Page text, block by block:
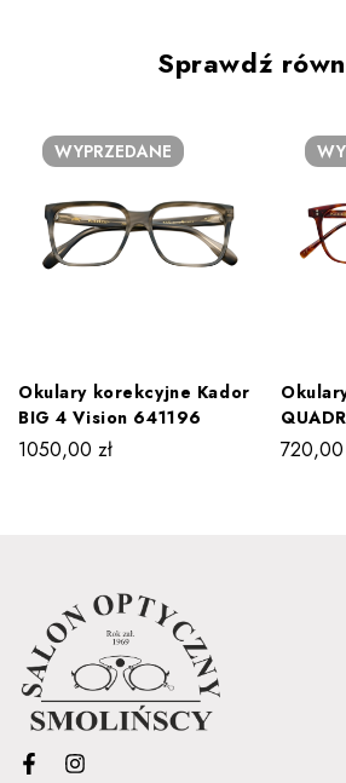
Sprawdź
WYPRZEDANE
Okulary korekcyjne Kador
BIG 4 Vision 641196
1050,00 zł 720,00